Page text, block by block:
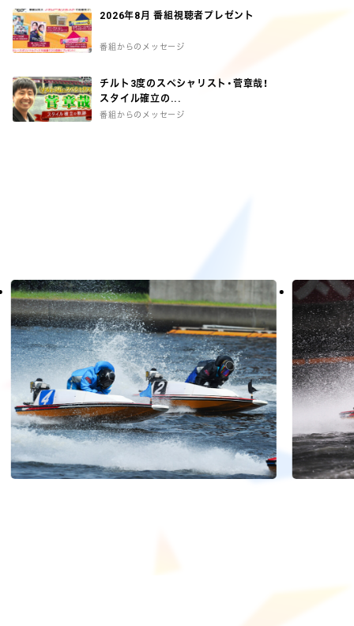
2026年8月 番組視聴者プレゼント
番組からのメッセージ
チルト3度のスペシャリスト・菅章哉！
スタイル確立の...
番組からのメッセージ